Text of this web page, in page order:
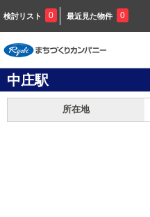
検討リスト 0 最近見た物件 0
中庄駅
所在地